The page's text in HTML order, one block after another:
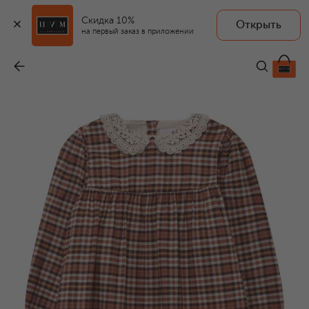
Скидка 10%
на первый заказ в приложении
Открыть
10 950 ₽